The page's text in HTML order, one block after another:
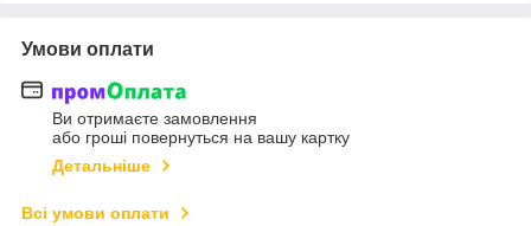
Умови оплати
Ви отримаєте замовлення
або гроші повернуться на вашу картку
Детальніше
Всі умови оплати